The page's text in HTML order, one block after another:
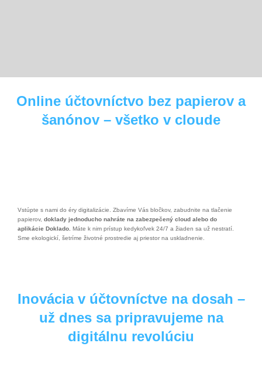
Online účtovníctvo bez papierov a
šanónov – všetko v cloude
Vstúpte s nami do éry digitalizácie. Zbavíme Vás bločkov, zabudnite na tlačenie
papierov, doklady jednoducho nahráte na zabezpečený cloud alebo do
aplikácie Doklado. Máte k nim prístup kedykoľvek 24/7 a žiaden sa už nestratí.
Sme ekologickí, šetríme životné prostredie aj priestor na uskladnenie.
Inovácia v účtovníctve na dosah –
už dnes sa pripravujeme na
digitálnu revolúciu